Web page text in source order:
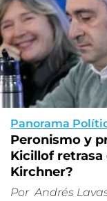
Panorama
Peronismo y
Kicillof retrasa
Kirchner?
Por Andrés